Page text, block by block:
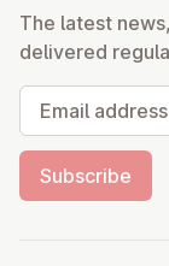
The latest
delivered
Email address
Subscribe